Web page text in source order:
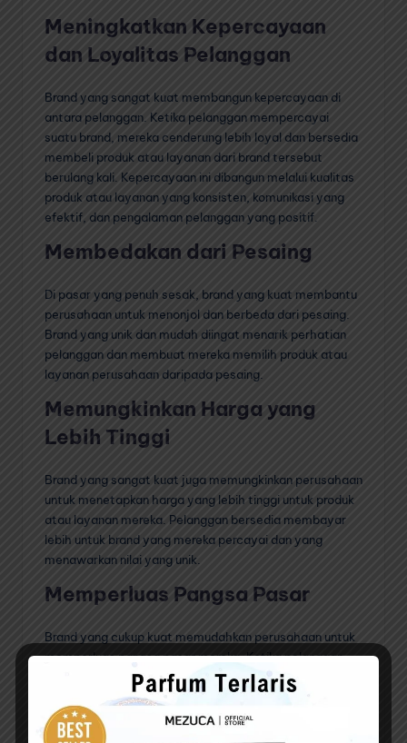
Meningkatkan Kepercayaan
dan Loyalitas Pelanggan
Brand yang sangat kuat membangun kepercayaan di
antara pelanggan. Ketika pelanggan mempercayai
suatu brand, mereka cenderung lebih loyal dan bersedia
membeli produk atau layanan dari brand tersebut
berulang kali. Kepercayaan ini dibangun melalui kualitas
produk atau layanan yang konsisten, komunikasi yang
efektif, dan pengalaman pelanggan yang positif.
Membedakan dari Pesaing
Di pasar yang penuh sesak, brand yang kuat membantu
perusahaan untuk menonjol dan berbeda dari pesaing.
Brand yang unik dan mudah diingat menarik perhatian
pelanggan dan membuat mereka memilih produk atau
layanan perusahaan daripada pesaing.
Memungkinkan Harga yang
Lebih Tinggi
Brand yang sangat kuat juga memungkinkan perusahaan
untuk menetapkan harga yang lebih tinggi untuk produk
atau layanan mereka. Pelanggan bersedia membayar
lebih untuk brand yang mereka percayai dan yang
menawarkan nilai yang unik.
Memperluas Pangsa Pasar
Brand yang cukup kuat memudahkan perusahaan untuk
memperluas pangsa pasar mereka. Ketika pelanggan
sudah mengenal dan mempercayai suatu brand, mereka
cenderung lebih terbuka untuk mencoba produk atau
layanan baru dari brand tersebut.